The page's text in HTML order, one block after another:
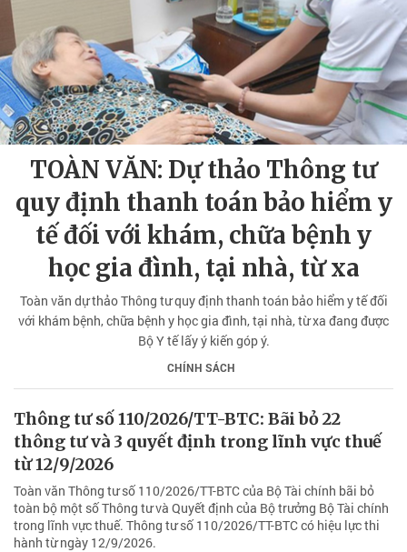
TOÀN VĂN: Dự thảo Thông tư
quy định thanh toán bảo hiểm y
tế đối với khám, chữa bệnh y
học gia đình, tại nhà, từ xa
Toàn văn dự thảo Thông tư quy định thanh toán bảo hiểm y tế đối
với khám bệnh, chữa bệnh y học gia đình, tại nhà, từ xa đang được
Bộ Y tế lấy ý kiến góp ý.
CHÍNH SÁCH
Thông tư số 110/2026/TT-BTC: Bãi bỏ 22
thông tư và 3 quyết định trong lĩnh vực thuế
từ 12/9/2026
Toàn văn Thông tư số 110/2026/TT-BTC của Bộ Tài chính bãi bỏ
toàn bộ một số Thông tư và Quyết định của Bộ trưởng Bộ Tài chính
trong lĩnh vực thuế. Thông tư số 110/2026/TT-BTC có hiệu lực thi
hành từ ngày 12/9/2026.